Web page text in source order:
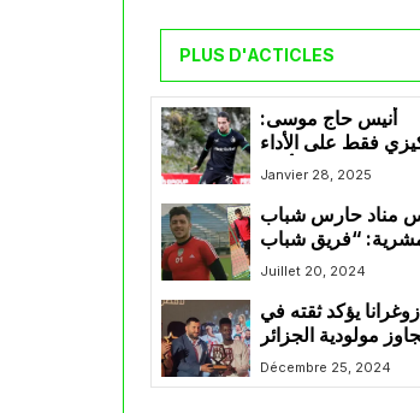
PLUS D'ACTICLES
أنيس حاج موسى:
فقط على الأداء
داخل الملعب ولا أهتم
Janvier 28, 2025
مناد حارس شباب
“فريق شباب
ناد عريق و له
Juillet 20, 2024
زوغرانا يؤكد ثقته في
مولودية الجزائر
للفترة الصعبة
Décembre 25, 2024